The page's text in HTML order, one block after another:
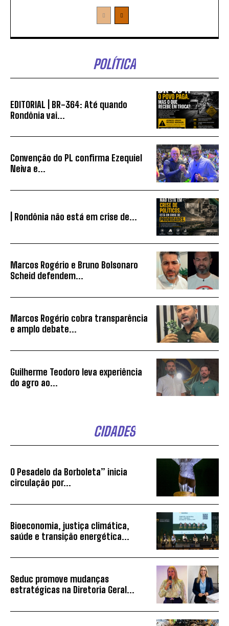
POLÍTICA
EDITORIAL | BR-364: Até quando
Rondônia vai...
Convenção do PL confirma Ezequiel
Neiva e...
| Rondônia não está em crise de...
Marcos Rogério e Bruno Bolsonaro
Scheid defendem...
Marcos Rogério cobra transparência
e amplo debate...
Guilherme Teodoro leva experiência
do agro ao...
CIDADES
O Pesadelo da Borboleta” inicia
circulação por...
Bioeconomia, justiça climática,
saúde e transição energética...
Seduc promove mudanças
estratégicas na Diretoria Geral...